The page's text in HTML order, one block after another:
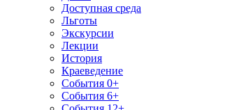
Доступная среда
Льготы
Экскурсии
Лекции
История
Краеведение
События 0+
События 6+